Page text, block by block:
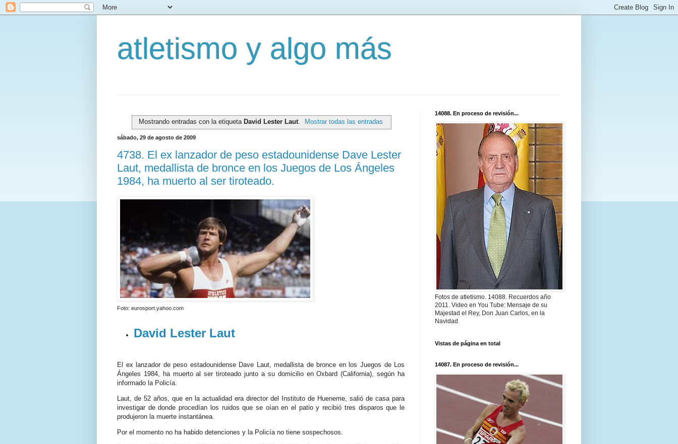
atletismo y algo más
Mostrando entradas con la etiqueta David Lester Laut. Mostrar todas las entradas
sábado, 29 de agosto de 2009
4738. El ex lanzador de peso estadounidense Dave Lester
Laut, medallista de bronce en los Juegos de Los Ángeles
1984, ha muerto al ser tiroteado.
Foto: eurosport.yahoo.com
David Lester Laut
El ex lanzador de peso estadounidense Dave Laut,medallista de bronce en los Juegos de Los
Ángeles 1984, ha muerto al ser tiroteado junto a su domicilio enOxbard (California), según ha
informado la Policía.
Laut, de 52 años, que en la actualidad era director del Instituto de Hueneme, salió de casa para
investigar de donde procedían los ruidos que se oían en el patio y recibió tres disparos que le
produjeron la muerte instantánea.
Por el momento no ha habido detenciones y la Policía no tiene sospechosos.
14088. En proceso de revisión...
Fotos de atletismo. 14088. Recuerdos año
2011. Video en You Tube: Mensaje de su
Majestad el Rey, Don Juan Carlos, en la
Navidad
Vistas de página en total
14087. En proceso de revisión...